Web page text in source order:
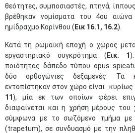
θεότητες, συμποσιαστές, πτηνά,
βρέθηκαν νομίσματα του 4ου
ημίδραχμο Κορίνθου ( Εικ 16.1, 16.2).
Κατά τη ρωμαϊκή εποχή ο χώρος
εργαστηριακό συγκρότημα ( Εικ. 1
ποιότητας δάπεδο τύπου opus
δύο ορθογώνιες δεξαμενές. Τα
εντοπίστηκαν στον χώρο είναι
11), μία εκ των οποίων φέρει
διαφαίνεται και η χρήση μέρους του
σύμφωνα με το σωζόμενο τμήμα με
(trapetum), σε συνδυασμό με την